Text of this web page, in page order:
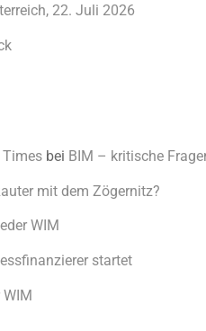
22. Juli 2026
Times bei BIM – kritische
mit dem Zögernitz?
WIM
startet
WIM